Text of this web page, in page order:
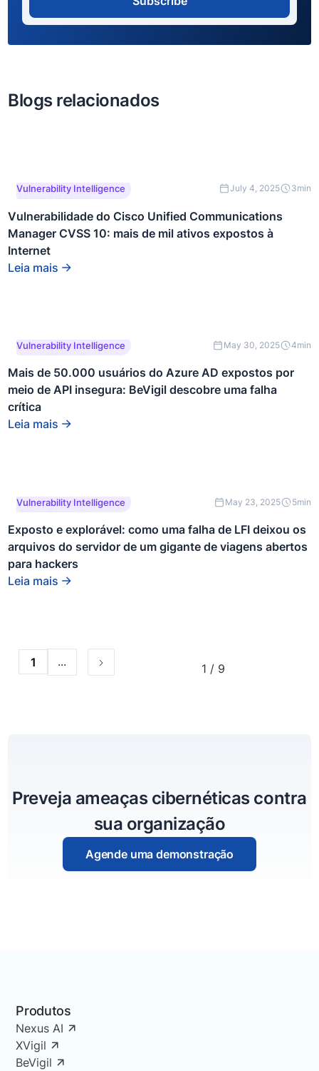
Blogs relacionados
Este é um texto dentro
de um bloco div.
Vulnerability Intelligence July 4, 2025 3min
Vulnerabilidade do Cisco Unified Communications
Manager CVSS 10: mais de mil ativos expostos à
Internet
Leia mais
Este é um texto dentro
de um bloco div.
Vulnerability Intelligence May 30, 2025 4min
Mais de 50.000 usuários do Azure AD expostos por
meio de API insegura: BeVigil descobre uma falha
crítica
Leia mais
Este é um texto dentro
de um bloco div.
Vulnerability Intelligence May 23, 2025 5min
Exposto e explorável: como uma falha de LFI deixou os
arquivos do servidor de um gigante de viagens abertos
para hackers
Leia mais
1 ... 1 / 9
Preveja ameaças cibernéticas contra
sua organização
Agende uma demonstração
Produtos
Nexus AI
XVigil
BeVigil